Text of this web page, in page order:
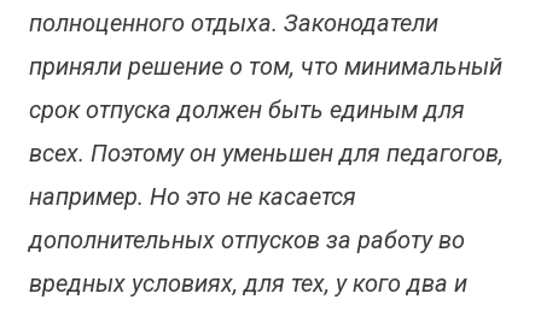
полноценного отдыха. Законодатели
приняли решение о том, что минимальный
срок отпуска должен быть единым для
всех. Поэтому он уменьшен для педагогов,
например. Но это не касается
дополнительных отпусков за работу во
вредных условиях, для тех, у кого два и